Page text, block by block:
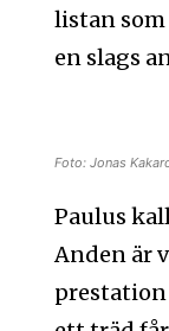
listan
en slags
Foto: Jonas
Paulus
Anden är